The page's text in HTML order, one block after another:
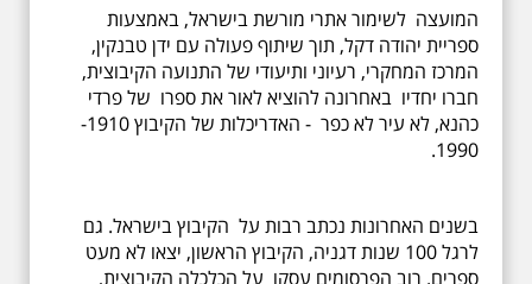
המועצה לשימור אתרי מורשת בישראל, באמצעות
ספריית יהודה דקל, תוך שיתוף פעולה עם ידן טבנקין,
המרכז המחקרי, רעיוני ותיעודי של התנועה הקיבוצית,
חברו יחדיו באחרונה להוציא לאור את ספרו של פרדי
כהנא, לא עיר לא כפר - האדריכלות של הקיבוץ 1910-
1990.
בשנים האחרונות נכתב רבות על הקיבוץ בישראל. גם
לרגל 100 שנות דגניה, הקיבוץ הראשון, יצאו לא מעט
ספרים. רוב הפרסומים עסקו על הכלכלה הקיבוצית,